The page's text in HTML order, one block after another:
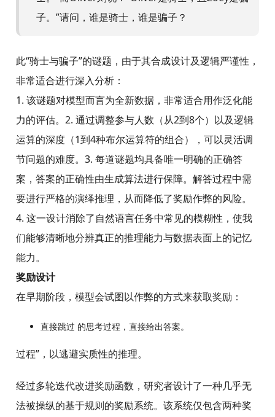
子。”请问，谁是骑士，谁是骗子？
此“骑士与骗子”的谜题，由于其合成设计及逻辑严谨性，
非常适合进行深入分析：
1. 该谜题对模型而言为全新数据，非常适合用作泛化能
力的评估。2. 通过调整参与人数（从2到8个）以及逻辑
运算的深度（1到4种布尔运算符的组合），可以灵活调
节问题的难度。3. 每道谜题均具备唯一明确的正确答
案，答案的正确性由生成算法进行保障。解答过程中需
要进行严格的演绎推理，从而降低了奖励作弊的风险。
4. 这一设计消除了自然语言任务中常见的模糊性，使我
们能够清晰地分辨真正的推理能力与数据表面上的记忆
能力。
奖励设计
在早期阶段，模型会试图以作弊的方式来获取奖励：
直接跳过 的思考过程，直接给出答案。
过程”，以逃避实质性的推理。
经过多轮迭代改进奖励函数，研究者设计了一种几乎无
法被操纵的基于规则的奖励系统。该系统仅包含两种奖